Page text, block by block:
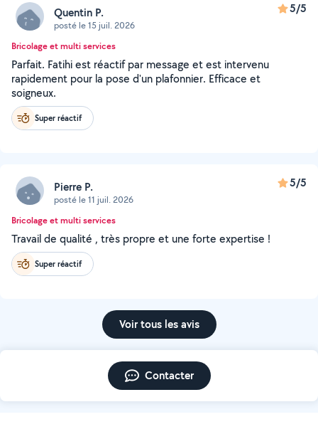
Quentin P.
posté le 15 juil. 2026
5/5
Bricolage et multi services
Parfait. Fatihi est réactif par message et est intervenu
rapidement pour la pose d'un plafonnier. Efficace et
soigneux.
Super réactif
Pierre P.
posté le 11 juil. 2026
5/5
Bricolage et multi services
Travail de qualité , très propre et une forte expertise !
Super réactif
Voir tous les avis
Contacter